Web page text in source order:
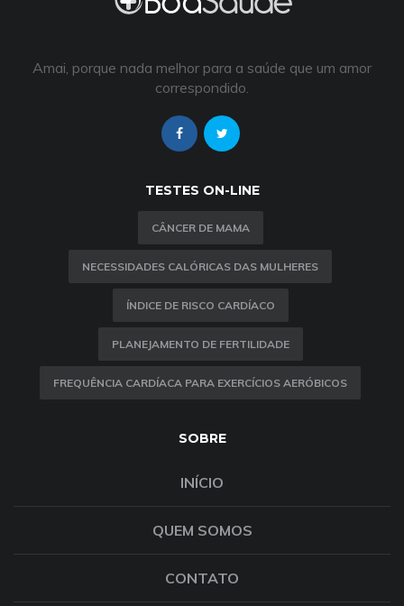
Amai, porque nada melhor para a saúde que um amor
correspondido.
TESTES ON-LINE
CÂNCER DE MAMA
NECESSIDADES CALÓRICAS DAS MULHERES
ÍNDICE DE RISCO CARDÍACO
PLANEJAMENTO DE FERTILIDADE
FREQUÊNCIA CARDÍACA PARA EXERCÍCIOS AERÓBICOS
SOBRE
INÍCIO
QUEM SOMOS
CONTATO